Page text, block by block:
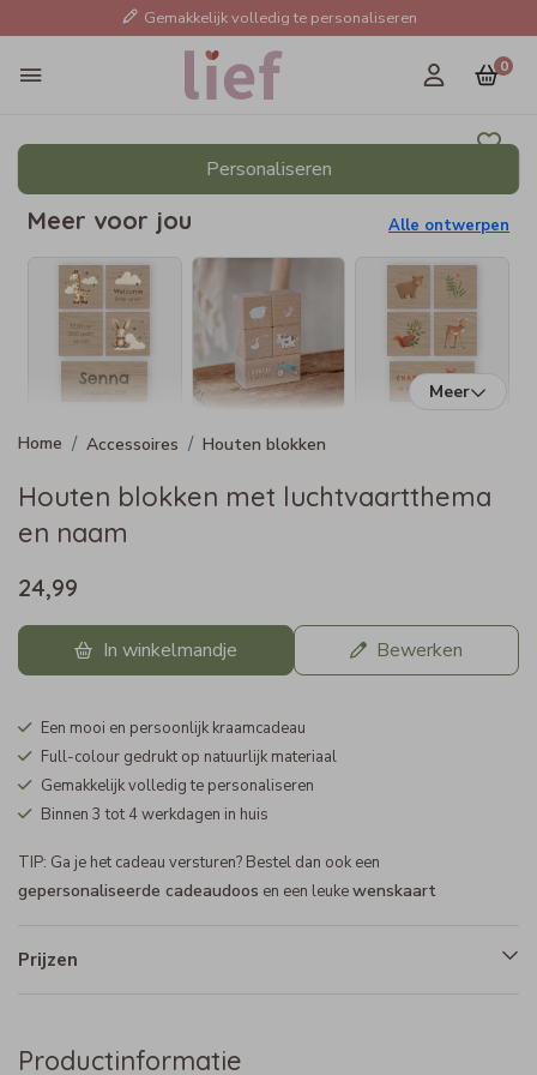
Gemakkelijk volledig te personaliseren
0
Personaliseren
Meer voor jou Alle ontwerpen
Meer
Accessoires Houten blokken
Houten blokken met luchtvaartthema
en naam
24,99
In winkelmandje Bewerken
Een mooi en persoonlijk kraamcadeau
Full-colour gedrukt op natuurlijk materiaal
Gemakkelijk volledig te personaliseren
Binnen 3 tot 4 werkdagen in huis
TIP: Ga je het cadeau versturen? Bestel dan ook een
gepersonaliseerde cadeaudoos en een leukewenskaart
Prijzen
Productinformatie